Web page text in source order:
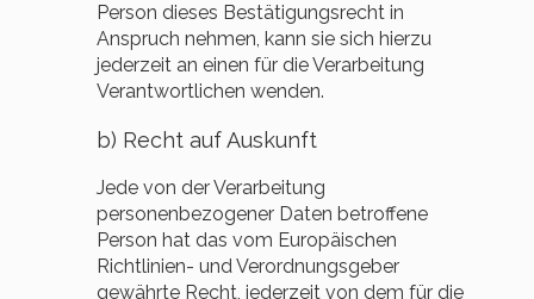
Person dieses Bestätigungsrecht in
Anspruch nehmen, kann sie sich hierzu
jederzeit an einen für die Verarbeitung
Verantwortlichen wenden.
b) Recht auf Auskunft
Jede von der Verarbeitung
personenbezogener Daten betroffene
Person hat das vom Europäischen
Richtlinien- und Verordnungsgeber
gewährte Recht, jederzeit von dem für die